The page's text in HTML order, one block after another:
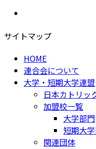
サイトマップ
HOME
連合会について
大学・短期大学連盟
日本カトリッ
加盟校一覧
大学部門
短期大
関連団体